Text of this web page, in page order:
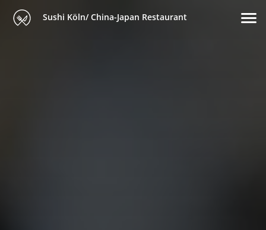
Sushi Köln/ China-Japan Restaurant